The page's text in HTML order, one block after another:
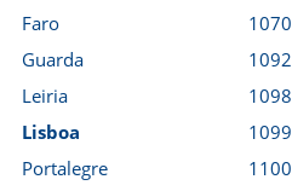
Faro
Guarda
Leiria
Lisboa
Portalegre
1070
1092
1098
1099
1100